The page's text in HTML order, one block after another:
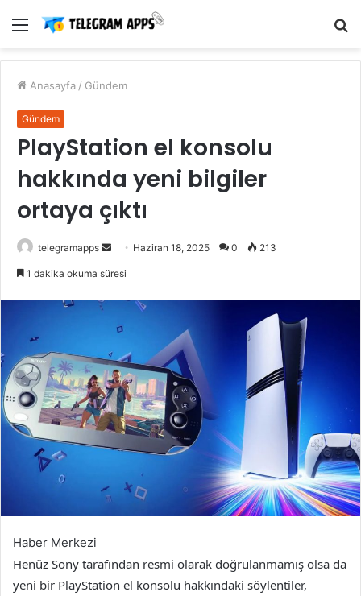
Menü
Anasayfa / Gündem
Gündem
PlayStation el konsolu
hakkında yeni bilgiler
ortaya çıktı
telegramapps
Bir
göndermek
Haziran 18, 2025 0 213
1 dakika okuma süresi
Haber Merkezi
Henüz Sony tarafından resmi olarak doğrulanmamış olsa da
yeni bir PlayStation el konsolu hakkındaki söylentiler,